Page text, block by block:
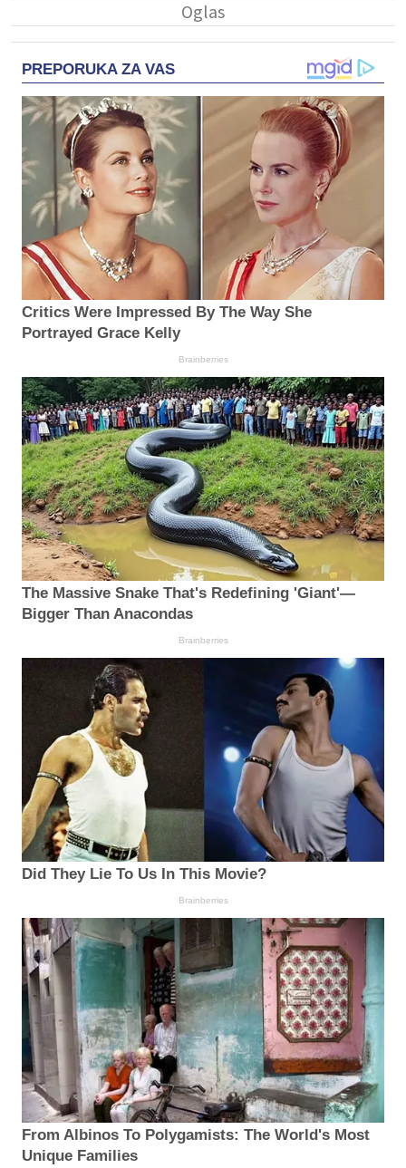
PREPORUKA ZA VAS
Critics Were Impressed By The Way She
Portrayed Grace Kelly
Brainberries
The Massive Snake That's Redefining 'Giant'—
Bigger Than Anacondas
Brainberries
Did They Lie To Us In This Movie?
Brainberries
From Albinos To Polygamists: The World's Most
Unique Families